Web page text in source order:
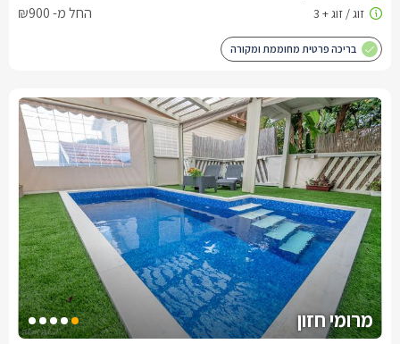
החל מ- ₪900
בריכה פרטית מחוממת ומקורה
מרומי חזון